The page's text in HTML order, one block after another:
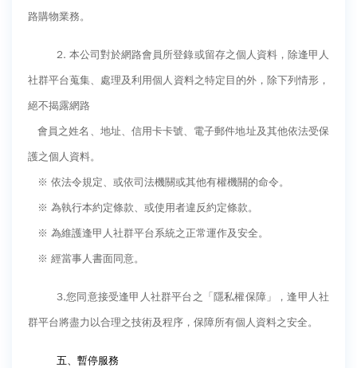
路購物業務。
2. 本公司對於網路會員所登錄或留存之個人資料，除逢甲人
社群平台蒐集、處理及利用個人資料之特定目的外，除下列情形，
絕不揭露網路
會員之姓名、地址、信用卡卡號、電子郵件地址及其他依法受保
護之個人資料。
※ 依法令規定、或依司法機關或其他有權機關的命令。
※ 為執行本約定條款、或使用者違反約定條款。
※ 為維護逢甲人社群平台系統之正常運作及安全。
※ 經當事人書面同意。
3.您同意接受逢甲人社群平台之「隱私權保障」，逢甲人社
群平台將盡力以合理之技術及程序，保障所有個人資料之安全。
五、暫停服務